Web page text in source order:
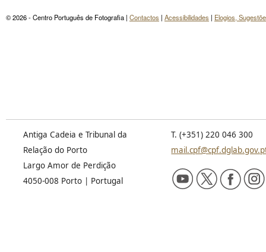
Antiga Cadeia e Tribunal da
Relação do Porto
Largo Amor de Perdição
4050-008 Porto | Portugal
T. (+351) 220 046 300
© 2026 - Centro Português de Fotografia | Contactos | Acessibilidades | Elogios,